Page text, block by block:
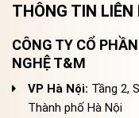
THÔNG TIN LIÊN
CÔNG TY CỔ
NGHỆ T&M
VP Hà Nội: Tầng 2,
Thành phố Hà Nội